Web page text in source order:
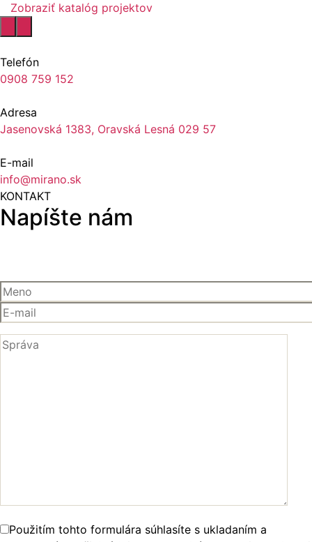
Zobraziť katalóg projektov
Telefón
0908 759 152
Adresa
Jasenovská 1383, Oravská Lesná 029 57
E-mail
info@mirano.sk
KONTAKT
Napíšte nám
Použitím tohto formulára súhlasíte s ukladaním a